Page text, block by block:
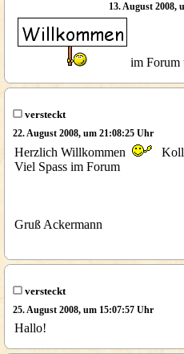
13. August 2008,
im Forum
versteckt
22. August 2008, um 21:08:25 Uhr
Herzlich Willkommen
Viel Spass im Forum
Gruß Ackermann
versteckt
25. August 2008, um 15:07:57 Uhr
Hallo!